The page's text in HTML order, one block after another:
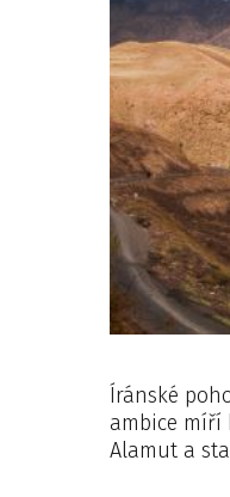
Íránské
ambice míří
Alamut a